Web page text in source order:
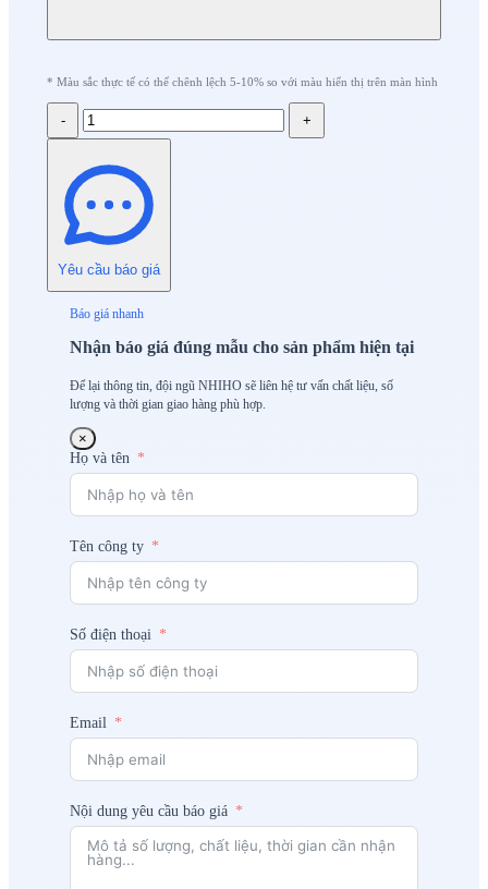
* Màu sắc thực tế có thể chênh lệch 5-10% so với màu hiển thị trên màn hình
- +
Yêu cầu báo giá
Báo giá nhanh
Nhận báo giá đúng mẫu cho sản phẩm hiện tại
Để lại thông tin, đội ngũ NHIHO sẽ liên hệ tư vấn chất liệu, số
lượng và thời gian giao hàng phù hợp.
×
Họ và tên
Tên công ty
Số điện thoại
Email
Nội dung yêu cầu báo giá